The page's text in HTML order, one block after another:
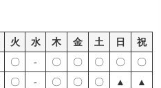
火 水 木 金 土 日
祝
〇 - 〇 〇 〇 〇
〇
〇 - 〇 〇 〇 ▲ ▲